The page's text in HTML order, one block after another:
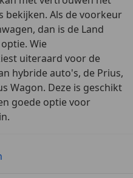
bekijken. Als de voorkeur
dan is de Land
Wie
uiteraard voor de
hybride auto's, de Prius,
Wagon. Deze is geschikt
goede optie voor